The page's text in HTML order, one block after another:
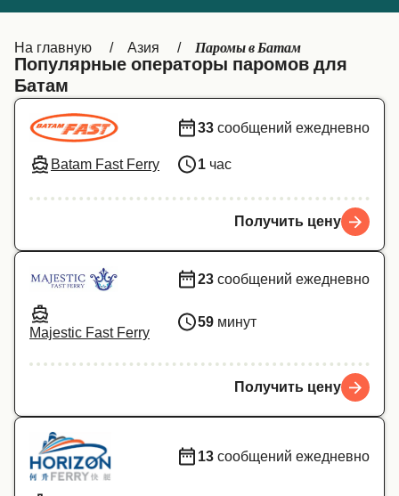
Ελλάδα Belgique (FR)
Polska
Schweiz (DE) Norge
Україна
المغرب Maroc (FR)
На главную Азия Паромы в Батам
Популярные операторы паромов для
Батам
Batam Fast Ferry
33 сообщений ежедневно
1 час
Получить цену
Majestic Fast Ferry
23 сообщений ежедневно
59 минут
Получить цену
13 сообщений ежедневно